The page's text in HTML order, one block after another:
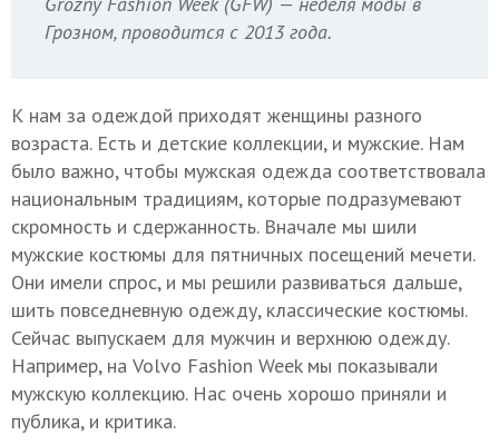
Грозном, проводится с 2013 года.
К нам за одеждой приходят женщины разного
возраста. Есть и детские коллекции, и мужские. Нам
было важно, чтобы мужская одежда соответствовала
национальным традициям, которые подразумевают
скромность и сдержанность. Вначале мы шили
мужские костюмы для пятничных посещений мечети.
Они имели спрос, и мы решили развиваться дальше,
шить повседневную одежду, классические костюмы.
Сейчас выпускаем для мужчин и верхнюю одежду.
Например, на Volvo Fashion Week мы показывали
мужскую коллекцию. Нас очень хорошо приняли и
публика, и критика.